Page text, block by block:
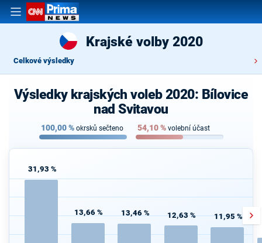
Krajské volby 2020
Celkové výsledky
Výsledky krajských voleb 2020: Bílovice
nad Svitavou
100,00% okrsků sečteno 54,10% volební účast
31,93 %
13,66 % 13,46 % 12,63 % 11,95 %